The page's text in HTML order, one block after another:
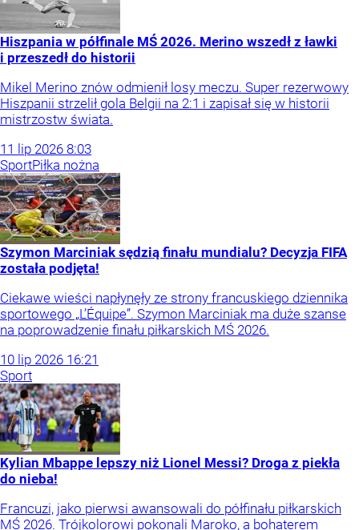
Hiszpania w półfinale MŚ 2026. Merino wszedł z ławki
i przeszedł do historii
Mikel Merino znów odmienił losy meczu. Super rezerwowy
Hiszpanii strzelił gola Belgii na 2:1 i zapisał się w historii
mistrzostw świata.
11 lip 2026 8:03
SportPiłka nożna
Szymon Marciniak sędzią finału mundialu? Decyzja FIFA
została podjęta!
Ciekawe wieści napłynęły ze strony francuskiego dziennika
sportowego „L’Équipe”. Szymon Marciniak ma duże szanse
na poprowadzenie finału piłkarskich MŚ 2026.
10 lip 2026 16:21
Sport
Kylian Mbappe lepszy niż Lionel Messi? Droga z piekła
do nieba!
Francuzi, jako pierwsi awansowali do półfinału piłkarskich
MŚ 2026. Trójkolorowi pokonali Maroko, a bohaterem